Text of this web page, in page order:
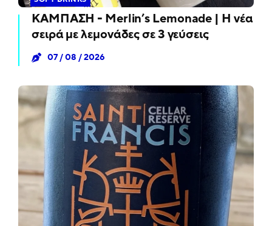
ΚΑΜΠΑΣΗ - Merlin’s Lemonade | Η νέα
σειρά με λεμονάδες σε 3 γεύσεις
07 / 08 / 2026